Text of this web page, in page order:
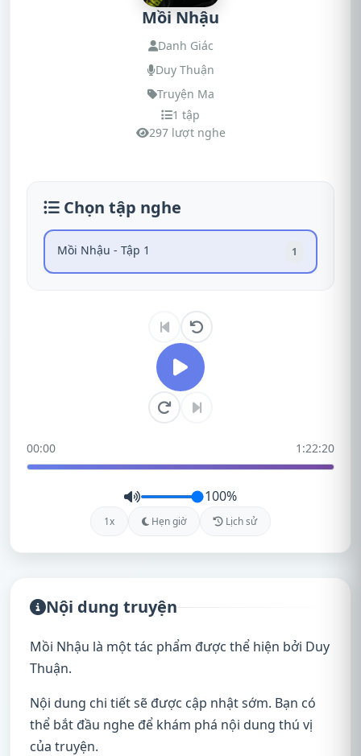
Mồi Nhậu
Danh Giác
Duy Thuận
Truyện Ma
1 tập
297 lượt nghe
Chọn tập nghe
Mồi Nhậu - Tập 1 1
00:00 1:22:20
100%
1x Hẹn giờ Lịch sử
Nội dung truyện
Mồi Nhậu là một tác phẩm được thể hiện bởi Duy
Thuận.
Nội dung chi tiết sẽ được cập nhật sớm. Bạn có
thể bắt đầu nghe để khám phá nội dung thú vị
của truyện.